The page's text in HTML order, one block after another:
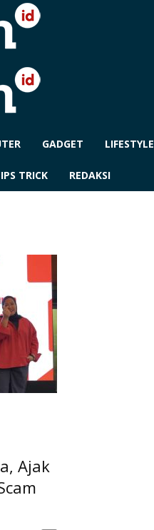
GADGET LIFESTYLE
TRICK REDAKSI
Ajak